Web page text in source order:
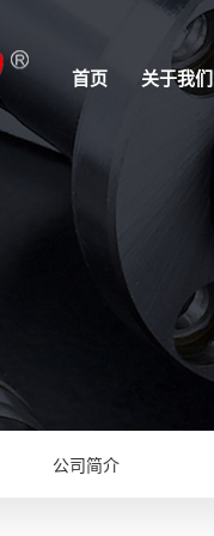
首页 关于我们
公司简介